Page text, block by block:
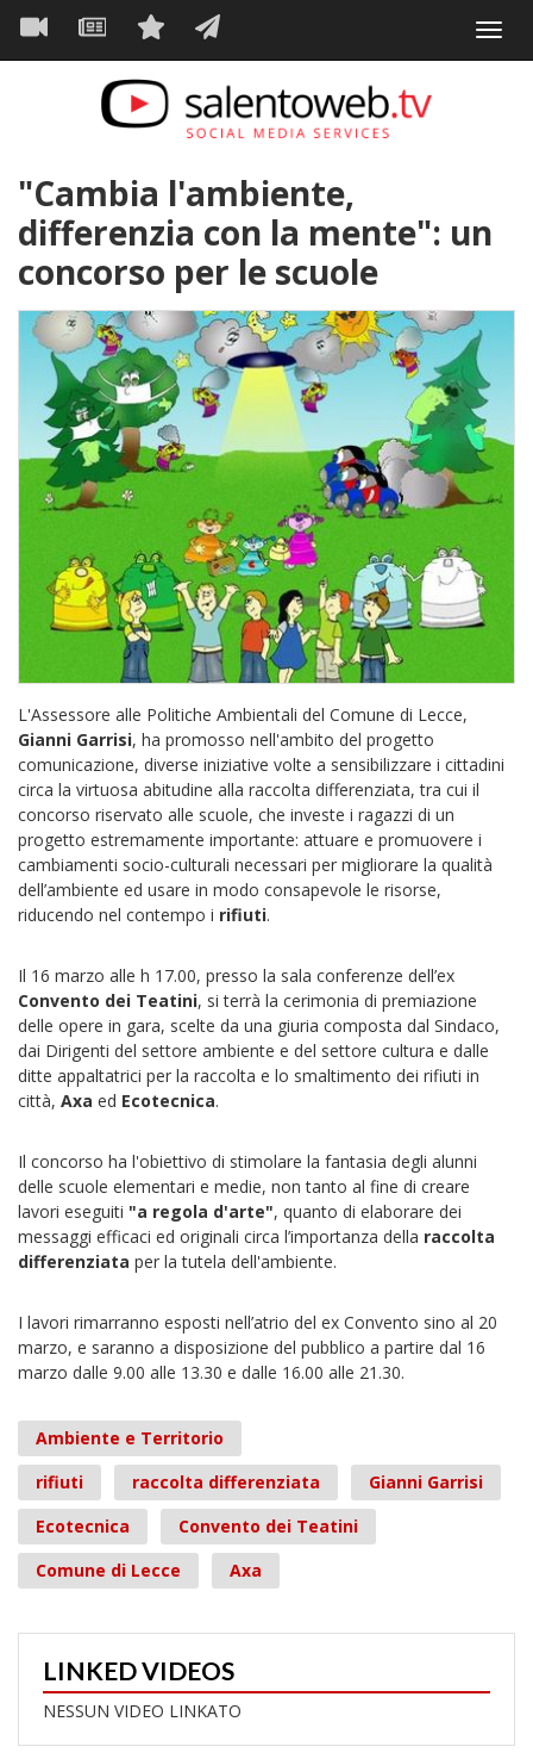
Salta
contenuto
Navigazione
principale
"Cambia l'ambiente,
differenzia con la mente": un
concorso per le scuole
L'Assessore alle Politiche Ambientali del Comune di Lecce,
Gianni Garrisi, ha promosso nell'ambito del progetto
comunicazione, diverse iniziative volte a sensibilizzare i cittadini
circa la virtuosa abitudine alla raccolta differenziata, tra cui il
concorso riservato alle scuole, che investe i ragazzi di un
progetto estremamente importante: attuare e promuovere i
cambiamenti socio-culturali necessari per migliorare la qualità
dell’ambiente ed usare in modo consapevole le risorse,
riducendo nel contempo i rifiuti.
Il 16 marzo alle h 17.00, presso la sala conferenze dell’ex
Convento dei Teatini, si terrà la cerimonia di premiazione
delle opere in gara, scelte da una giuria composta dal Sindaco,
dai Dirigenti del settore ambiente e del settore cultura e dalle
ditte appaltatrici per la raccolta e lo smaltimento dei rifiuti in
città, Axa ed Ecotecnica.
Il concorso ha l'obiettivo di stimolare la fantasia degli alunni
delle scuole elementari e medie, non tanto al fine di creare
lavori eseguiti "a regola d'arte", quanto di elaborare dei
messaggi efficaci ed originali circa l’importanza della raccolta
differenziata per la tutela dell'ambiente.
I lavori rimarranno esposti nell’atrio del ex Convento sino al 20
marzo, e saranno a disposizione del pubblico a partire dal 16
marzo dalle 9.00 alle 13.30 e dalle 16.00 alle 21.30.
Ambiente e Territorio
rifiuti
raccolta differenziata
Gianni Garrisi
Ecotecnica
Convento dei Teatini
Comune di Lecce
Axa
LINKED VIDEOS
NESSUN VIDEO LINKATO